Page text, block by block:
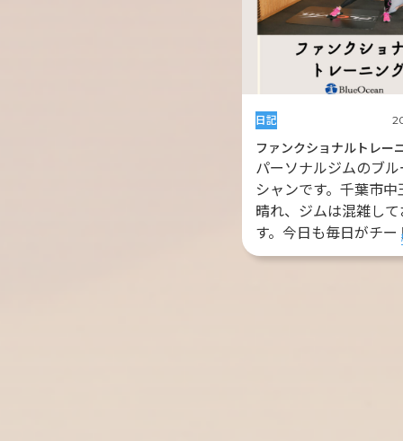
日記
ファンクショナルトレー
パーソナルジムのブ
シャンです。千葉市中
晴れ、ジムは混雑し
す。今日も毎日がチー